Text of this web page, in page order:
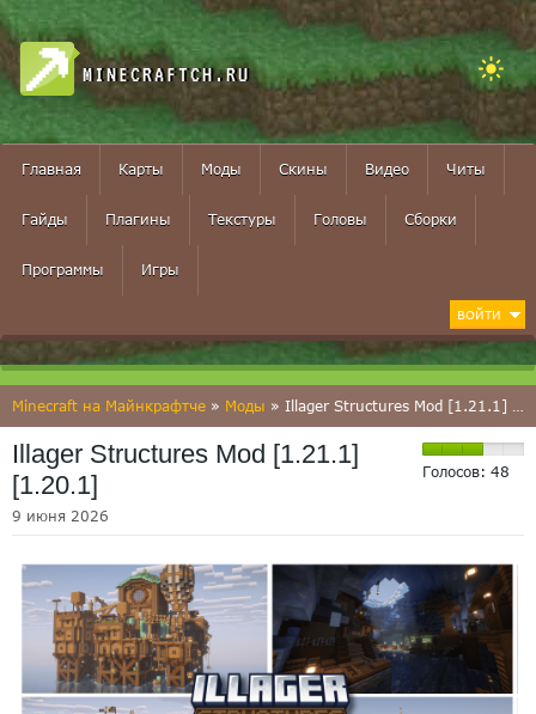
MINECRAFTCH.RU
Главная Карты Моды Скины Видео Читы
Гайды Плагины Текстуры Головы Сборки
Программы Игры
ВОЙТИ
Minecraft на Майнкрафтче » Моды » Illager Structures Mod [1.21.1] [1.20.1]
Голосов: 48
Illager Structures Mod [1.21.1]
[1.20.1]
9 июня 2026